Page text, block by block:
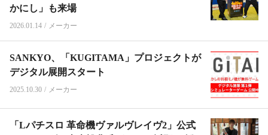
かにし」も来場
2026.01.14 / メーカー
SANKYO、「KUGITAMA」プロジェクトが
デジタル展開スタート
2025.10.30 / メーカー
「Lパチスロ 革命機ヴァルヴレイヴ2」公式